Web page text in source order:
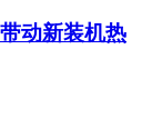
动新装机热